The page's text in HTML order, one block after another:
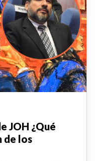
JOH ¿Qué
de los